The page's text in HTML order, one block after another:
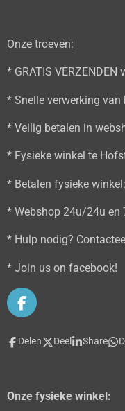
Onze troeven:
* GRATIS
* Snelle verwerking van
* Veilig betalen in
* Fysieke winkel te
* Betalen fysieke
* Webshop 24u/24u en
* Hulp nodig?
* Join us on facebook!
F
a
c
e
k
Delen Deel Share
Onze fysieke winkel: